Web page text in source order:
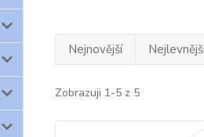
Nejnovější
Zobrazuji 1-5 z 5